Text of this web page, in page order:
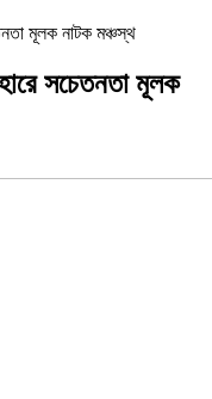
মূলক নাটক মঞ্চস্থ
সচেতনতা মূলক